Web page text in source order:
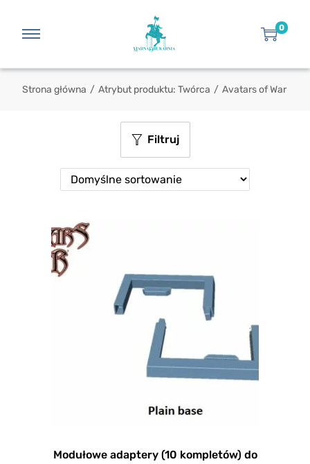
0
Strona główna / Atrybut produktu: Twórca / Avatars of War
Filtruj
Modułowe adaptery (10 kompletów) do